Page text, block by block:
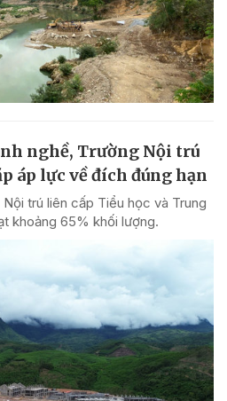
nghề, Trường Nội trú
áp lực về đích đúng hạn
trú liên cấp Tiểu học và Trung
khoảng 65% khối lượng.